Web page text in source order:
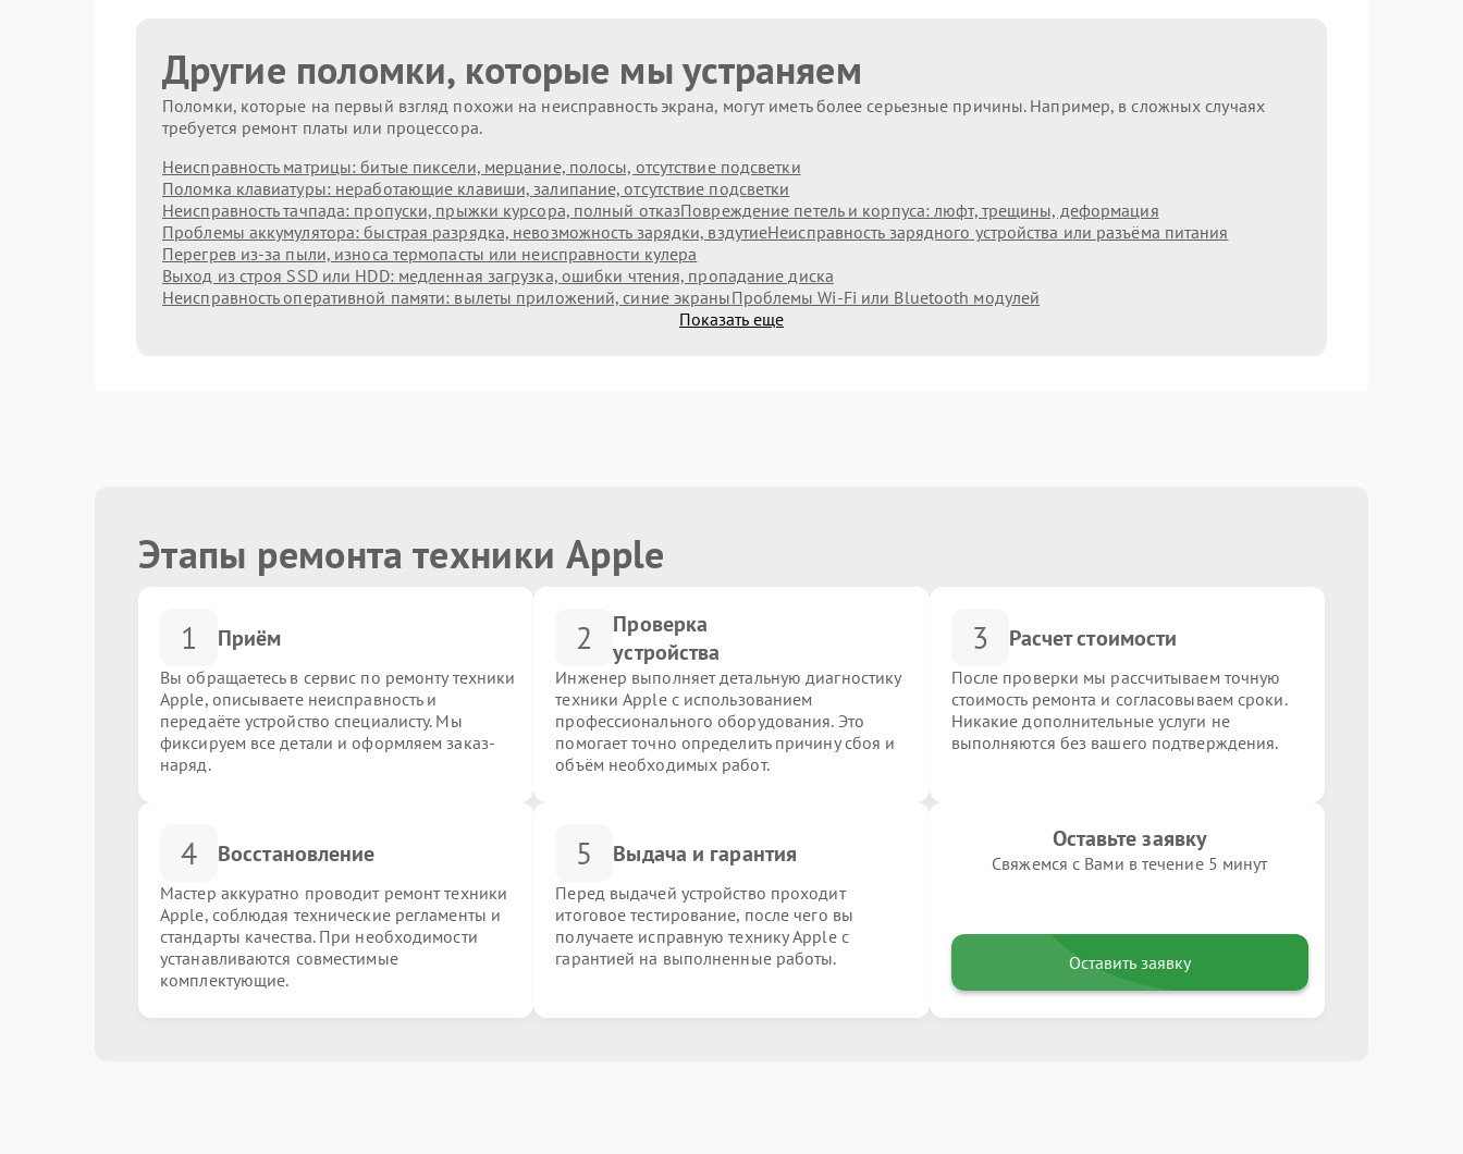
Другие поломки, которые мы устраняем
Поломки, которые на первый взгляд похожи на неисправность экрана, могут иметь более серьезные причины. Например, в сложных случаях
требуется ремонт платы или процессора.
Неисправность матрицы: битые пиксели, мерцание, полосы, отсутствие подсветки
Поломка клавиатуры: неработающие клавиши, залипание, отсутствие подсветки
Неисправность тачпада: пропуски, прыжки курсора, полный отказПовреждение петель и корпуса: люфт, трещины, деформация
Проблемы аккумулятора: быстрая разрядка, невозможность зарядки, вздутиеНеисправность зарядного устройства или разъёма питания
Перегрев из‑за пыли, износа термопасты или неисправности кулера
Выход из строя SSD или HDD: медленная загрузка, ошибки чтения, пропадание диска
Неисправность оперативной памяти: вылеты приложений, синие экраныПроблемы Wi‑Fi или Bluetooth модулей
Показать еще
Этапы ремонта техники Apple
1 Приём
Вы обращаетесь в сервис по ремонту техники
Apple, описываете неисправность и
передаёте устройство специалисту. Мы
фиксируем все детали и оформляем заказ-
наряд.
2
Проверка
устройства
Инженер выполняет детальную диагностику
техники Apple с использованием
профессионального оборудования. Это
помогает точно определить причину сбоя и
объём необходимых работ.
3 Расчет стоимости
После проверки мы рассчитываем точную
стоимость ремонта и согласовываем сроки.
Никакие дополнительные услуги не
выполняются без вашего подтверждения.
4 Восстановление
Мастер аккуратно проводит ремонт техники
Apple, соблюдая технические регламенты и
стандарты качества. При необходимости
устанавливаются совместимые
комплектующие.
5 Выдача и гарантия
Перед выдачей устройство проходит
итоговое тестирование, после чего вы
получаете исправную технику Apple с
гарантией на выполненные работы.
Оставьте заявку
Свяжемся с Вами в течение 5 минут
Оставить заявку